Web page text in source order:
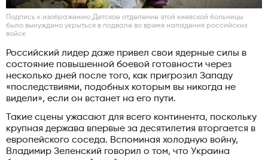
Подпись к изображению,Детское отделение этой киевской больницы
было вынуждено укрыться в подвале во время нападения российских
войск
Российский лидер даже привел свои ядерные силы в
состояние повышенной боевой готовности через
несколько дней после того, как пригрозил Западу
«последствиями, подобных которым вы никогда не
видели», если он встанет на его пути.
Такие сцены ужасают для всего континента, поскольку
крупная держава впервые за десятилетия вторгается в
европейского соседа. Вспоминая холодную войну,
Владимир Зеленский говорил о том, что Украина